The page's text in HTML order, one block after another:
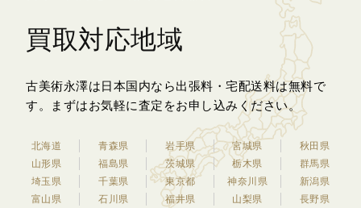
買取対応地域
古美術永澤は日本国内なら出張料・宅配送料は無料で
す。
まずはお気軽に査定をお申し込みください。
北海道 青森県 岩手県 宮城県
秋田県
山形県
福島県 茨城県 栃木県
群馬県
埼玉県
千葉県 東京都 神奈川県
新潟県
富山県
石川県 福井県 山梨県
長野県